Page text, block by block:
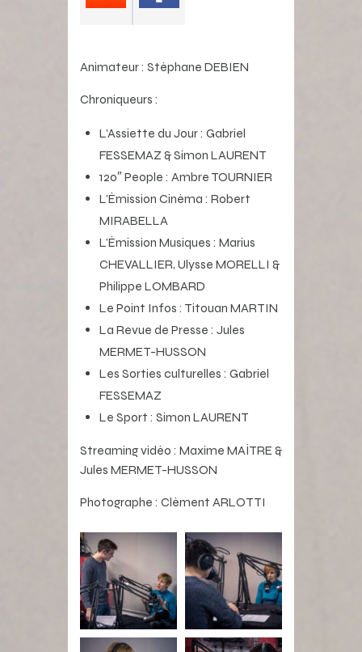
Animateur : Stéphane DEBIEN
Chroniqueurs :
L’Assiette du Jour : Gabriel
FESSEMAZ & Simon LAURENT
120″ People : Ambre TOURNIER
L’Émission Cinéma : Robert
MIRABELLA
L’Émission Musiques : Marius
CHEVALLIER, Ulysse MORELLI &
Philippe LOMBARD
Le Point Infos : Titouan MARTIN
La Revue de Presse : Jules
MERMET-HUSSON
Les Sorties culturelles : Gabriel
FESSEMAZ
Le Sport : Simon LAURENT
Streaming vidéo : Maxime MAÎTRE &
Jules MERMET-HUSSON
Photographe : Clément ARLOTTI